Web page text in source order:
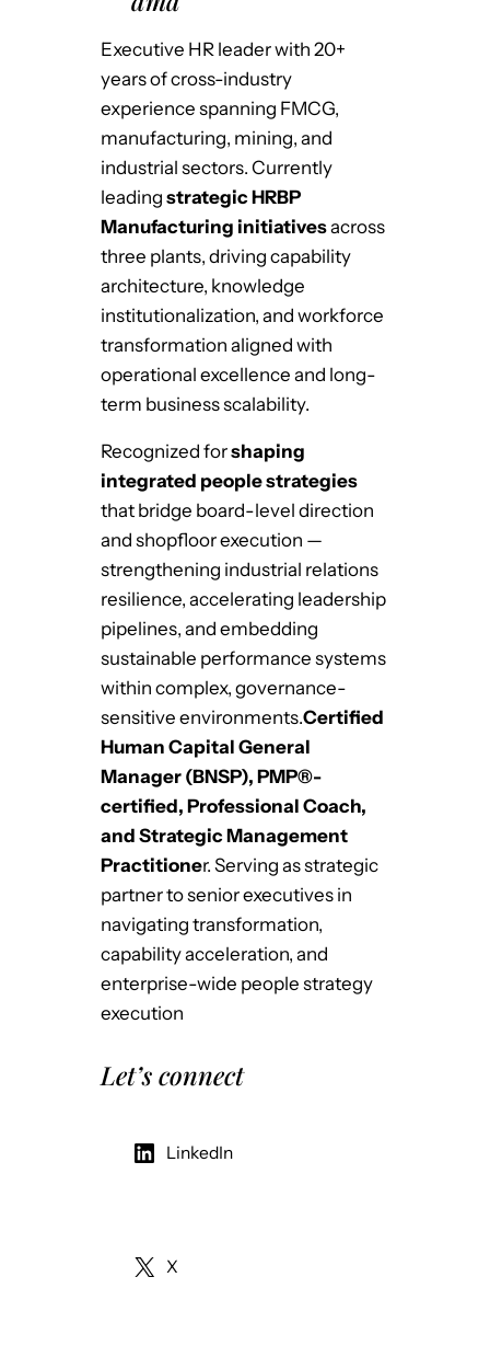
Executive HR leader with 20+
years of cross-industry
experience spanning FMCG,
manufacturing, mining, and
industrial sectors. Currently
leading strategic HRBP
Manufacturing initiativesacross
three plants, driving capability
architecture, knowledge
institutionalization, and workforce
transformation aligned with
operational excellence and long-
term business scalability.
Recognized forshaping
integrated people strategies
that bridge board-level direction
and shopfloor execution —
strengthening industrial relations
resilience, accelerating leadership
pipelines, and embedding
sustainable performance systems
within complex, governance-
sensitive environments.Certified
Human Capital General
Manager (BNSP), PMP®-
certified, Professional Coach,
and Strategic Management
Practitioner. Serving as strategic
partner to senior executives in
navigating transformation,
capability acceleration, and
enterprise-wide people strategy
execution
Let’s connect
LinkedIn
X